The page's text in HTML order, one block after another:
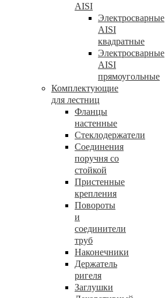
AISI
Электросварные
AISI
квадратные
Электросварные
AISI
прямоугольные
Комплектующие
для лестниц
Фланцы
настенные
Стеклодержатели
Соединения
поручня со
стойкой
Пристенные
крепления
Повороты
и
соединители
труб
Наконечники
Держатель
ригеля
Заглушки